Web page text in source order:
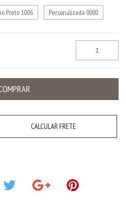
Preto 1006 Personalizada 0000
CALCULAR FRETE